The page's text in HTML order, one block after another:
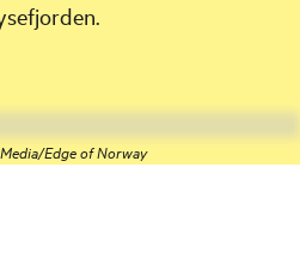
Edge of Norway